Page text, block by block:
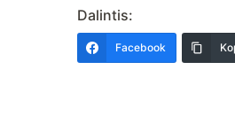
Dalintis:
Facebook